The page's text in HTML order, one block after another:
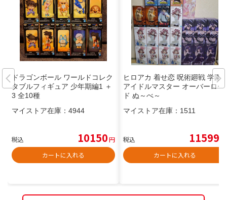
ドラゴンボール ワールドコレク
タブルフィギュア 少年期編1 ＋
3 全10種
マイストア在庫： 4944
税込 10150円
カートに入れる
ヒロアカ 着せ恋 呪術廻戦 学園
アイドルマスター オーバーロー
ド ぬ～べ～
マイストア在庫： 1511
税込 11599
カートに入れる